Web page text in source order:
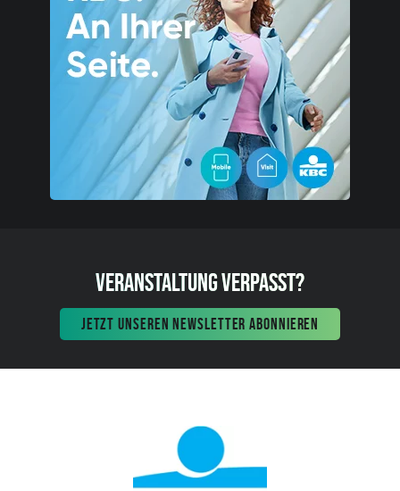
VERANSTALTUNG VERPASST?
JETZT UNSEREN NEWSLETTER ABONNIEREN